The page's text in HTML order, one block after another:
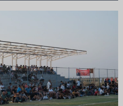
Başkanı Cömert Özen, Adana
Yavuz’u makamında ziyaret etti
Çukurova kurucu ilçe başkanı Ümit Arif
oldu